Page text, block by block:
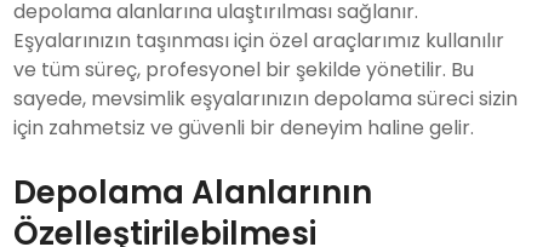
depolama alanlarına ulaştırılması sağlanır.
Eşyalarınızın taşınması için özel araçlarımız kullanılır
ve tüm süreç, profesyonel bir şekilde yönetilir. Bu
sayede, mevsimlik eşyalarınızın depolama süreci sizin
için zahmetsiz ve güvenli bir deneyim haline gelir.
Depolama Alanlarının
Özelleştirilebilmesi